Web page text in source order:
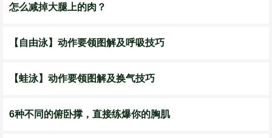
怎么减掉大腿上的肉？
【自由泳】动作要领图解及呼吸技巧
【蛙泳】动作要领图解及换气技巧
6种不同的俯卧撑，直接练爆你的胸肌